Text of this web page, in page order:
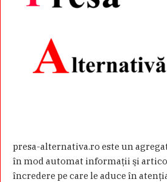
presa-alternativa.ro este un
în mod automat informaţii şi
încredere pe care le aduce în